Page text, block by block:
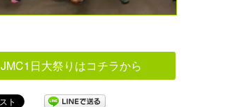
JMC1日大祭りはコチラから